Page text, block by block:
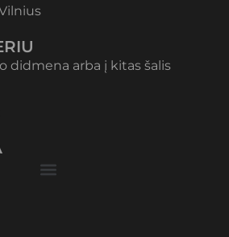
didmena arba į kitas šalis